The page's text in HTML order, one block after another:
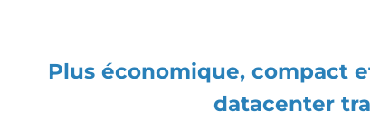
Plus économique, compact
datacenter